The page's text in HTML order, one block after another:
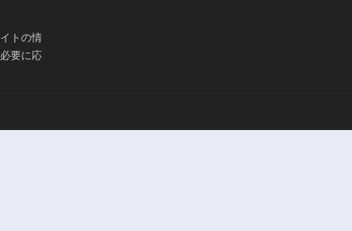
トの情
要に応